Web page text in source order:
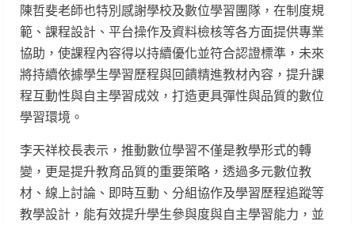
陳哲斐老師也特別感謝學校及數位學習團隊，在制度規
範、課程設計、平台操作及資料檢核等各方面提供專業
協助，使課程內容得以持續優化並符合認證標準，未來
將持續依據學生學習歷程與回饋精進教材內容，提升課
程互動性與自主學習成效，打造更具彈性與品質的數位
學習環境。
李天祥校長表示，推動數位學習不僅是教學形式的轉
變，更是提升教育品質的重要策略，透過多元數位教
材、線上討論、即時互動、分組協作及學習歷程追蹤等
教學設計，能有效提升學生參與度與自主學習能力，並